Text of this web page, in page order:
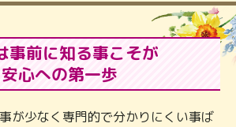
事前に知る事こそが
安心への第一歩
が少なく専門的で分かりにくい事ば